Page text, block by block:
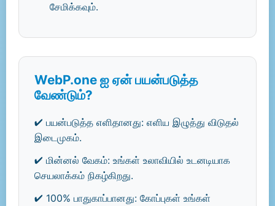
சேமிக்கவும்.
WebP.one ஐ ஏன் பயன்படுத்த
வேண்டும்?
✔ பயன்படுத்த எளிதானது: எளிய இழுத்து விடுதல்
இடைமுகம்.
✔ மின்னல் வேகம்: உங்கள் உலாவியில் உடனடியாக
செயலாக்கம் நிகழ்கிறது.
✔ 100% பாதுகாப்பானது: கோப்புகள் உங்கள்